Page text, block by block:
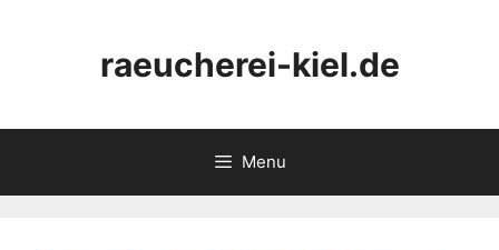
raeucherei-kiel.de
Menu